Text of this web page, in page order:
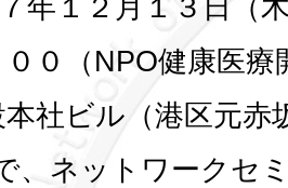
年１２月１３日（
０（NPO健康医療
社ビル（港区元赤
、ネットワークセ